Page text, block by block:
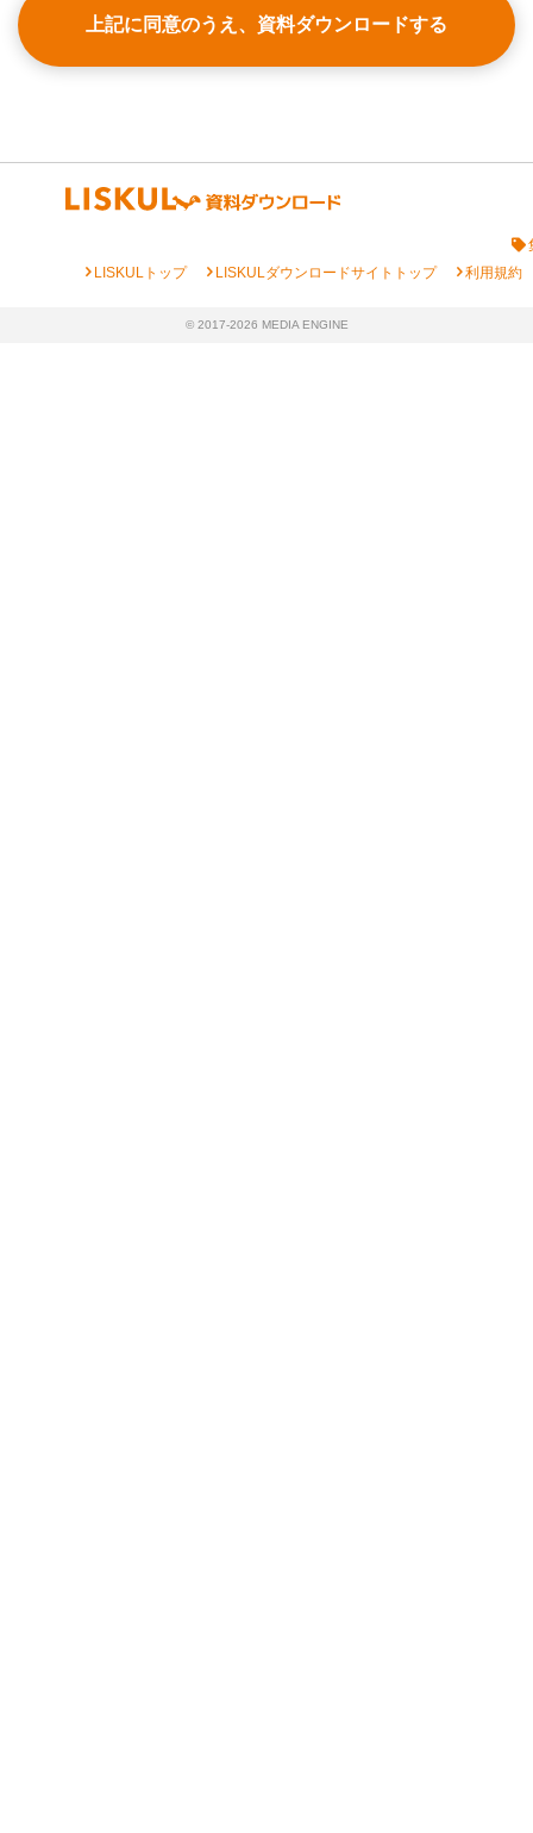
上記に同意のうえ、資料ダウンロードする
chevron_rightLISKULトップ chevron_rightLISKULダウンロードサイトトップ chevron_right利用規約
© 2017-2026 MEDIA ENGINE